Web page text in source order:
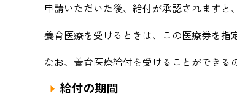
申請いただいた後、給付が承認されますと
養育医療を受けるときは、この医療券を指
なお、養育医療給付を受けることができる
給付の期間